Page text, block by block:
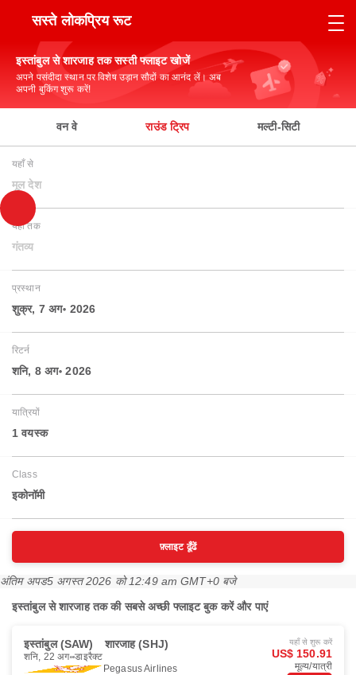
सस्ते लोकप्रिय रूट
इस्तांबुल से शारजाह तक सस्ती फ्लाइट खोजें
अपने पसंदीदा स्थान पर विशेष उड़ान सौदों का आनंद लें। अब
अपनी बुकिंग शुरू करें!
वन वे राउंड ट्रिप मल्टी-सिटी
यहाँ से
मूल देश
यहाँ तक
गंतव्य
प्रस्थान
शुक्र, 7 अग॰ 2026
रिटर्न
शनि, 8 अग॰ 2026
यात्रियों
1 वयस्‍क
Class
इकोनॉमी
फ़्लाइट ढूँढें
अंतिम अपड5 अगस्त 2026 को 12:49 am GMT+0 बजे
इस्तांबुल से शारजाह तक की सबसे अच्छी फ्लाइट बुक करें और पाएं
इस्तांबुल (SAW) शारजाह (SHJ)
शनि, 22 अग॰ डाइरैक्ट
Pegasus Airlines
यहाँ से शुरू करें
US$ 150.91
मूल्य/यात्री